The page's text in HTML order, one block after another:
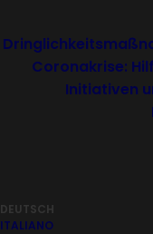
Coronakrise:
Initiativen
DEUTSCH
ITALIANO